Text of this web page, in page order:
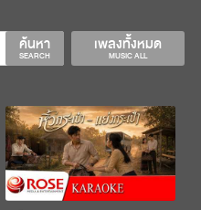
เพลงทั้งหมด
MUSIC ALL
ค้นหา
SEARCH